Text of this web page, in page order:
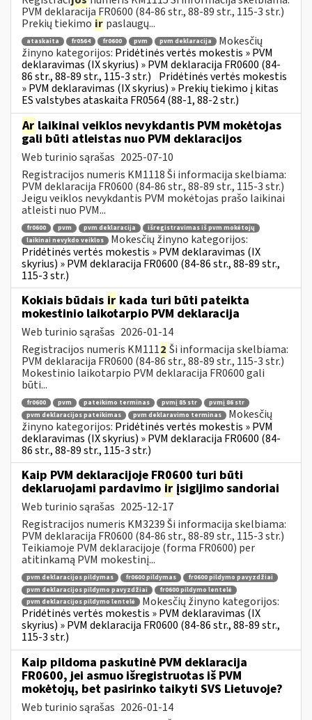
PVM deklaracija FR0600 (84-86 str., 88-89 str., 115-3 str.)
Prekių tiekimo ir paslaugų...
ataskaita fr0564 fr0600 pvm pvm deklaracija
Mokesčių
žinyno kategorijos: Pridėtinės vertės mokestis » PVM
deklaravimas (IX skyrius) » PVM deklaracija FR0600 (84-
86 str., 88-89 str., 115-3 str.) Pridėtinės vertės mokestis
» PVM deklaravimas (IX skyrius) » Prekių tiekimo į kitas
ES valstybes ataskaita FR0564 (88-1, 88-2 str.)
Ar laikinai veiklos nevykdantis PVM mokėtojas
gali būti atleistas nuo PVM deklaracijos
Web turinio sąrašas 2025-07-10
Registracijos numeris KM1118 Ši informacija skelbiama:
PVM deklaracija FR0600 (84-86 str., 88-89 str., 115-3 str.)
Jeigu veiklos nevykdantis PVM mokėtojas prašo laikinai
atleisti nuo PVM...
fr0600 pvm pvm deklaracija
išregistravimas iš pvm mokėtojų
laikinai nevykdo veiklos
Mokesčių žinyno kategorijos:
Pridėtinės vertės mokestis » PVM deklaravimas (IX
skyrius) » PVM deklaracija FR0600 (84-86 str., 88-89 str.,
115-3 str.)
Kokiais būdais ir kada turi būti pateikta
mokestinio laikotarpio PVM deklaracija
Web turinio sąrašas 2026-01-14
Registracijos numeris KM1112 Ši informacija skelbiama:
PVM deklaracija FR0600 (84-86 str., 88-89 str., 115-3 str.)
Mokestinio laikotarpio PVM deklaracija FR0600 gali
būti...
fr0600 pvm pateikimo terminas pvmį 85 str
pvmį 86 str
pvm deklaracijos pateikimas
pvm deklaravimo terminas
Mokesčių
žinyno kategorijos: Pridėtinės vertės mokestis » PVM
deklaravimas (IX skyrius) » PVM deklaracija FR0600 (84-
86 str., 88-89 str., 115-3 str.)
Kaip PVM deklaracijoje FR0600 turi būti
deklaruojami pardavimo ir įsigijimo sandoriai
Web turinio sąrašas 2025-12-17
Registracijos numeris KM3239 Ši informacija skelbiama:
PVM deklaracija FR0600 (84-86 str., 88-89 str., 115-3 str.)
Teikiamoje PVM deklaracijoje (forma FR0600) per
atitinkamą PVM mokestinį...
pvm deklaracijos pildymas fr0600 pildymas
fr0600 pildymo pavyzdžiai
pvm deklaracijos pildymo pavyzdžiai
fr0600 pildymo lentelė
pvm deklaracijos pildymo lentelė
Mokesčių žinyno kategorijos:
Pridėtinės vertės mokestis » PVM deklaravimas (IX
skyrius) » PVM deklaracija FR0600 (84-86 str., 88-89 str.,
115-3 str.)
Kaip pildoma paskutinė PVM deklaracija
FR0600, jei asmuo išregistruotas iš PVM
mokėtojų, bet pasirinko taikyti SVS Lietuvoje?
Web turinio sąrašas 2026-01-14